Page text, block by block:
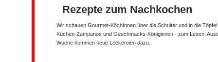
Rezepte zum Nachkochen
Wir schauen Gourmet-KöchInnen über die Schulter und in die Töpfe!
Küchen-Zampanos und Geschmacks-Königinnen - zum Lesen,
Woche kommen neue Leckereien dazu.